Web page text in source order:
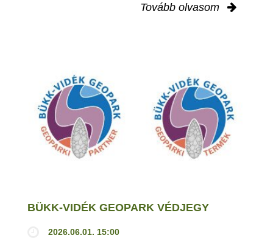
Tovább olvasom
BÜKK-VIDÉK GEOPARK VÉDJEGY
2026.06.01. 15:00